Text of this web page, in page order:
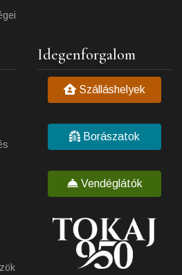
Idegenforgalom
Szálláshelyek
Borászatok
Vendéglátók